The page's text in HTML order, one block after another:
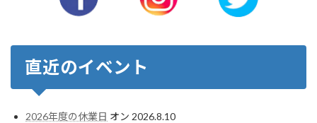
直近のイベント
2026年度の休業日 オン 2026.8.10